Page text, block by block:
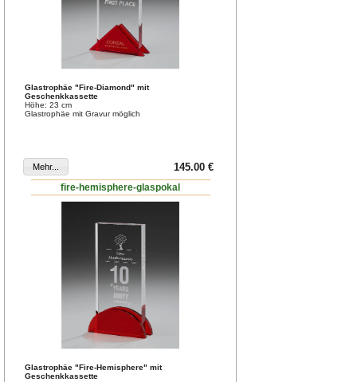
Glastrophäe "Fire-Diamond" mit
Geschenkkassette
Höhe: 23 cm
Glastrophäe mit Gravur möglich
145.00 €
fire-hemisphere-glaspokal
Glastrophäe "Fire-Hemisphere" mit
Geschenkkassette